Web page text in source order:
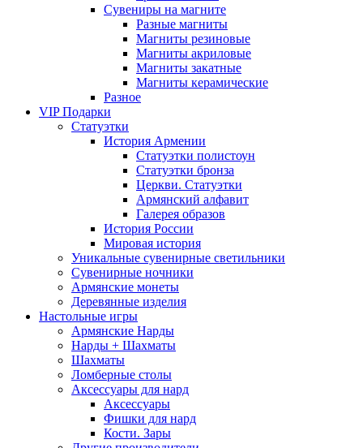
Сувениры на магните
Разные магниты
Магниты резиновые
Магниты акриловые
Магниты закатные
Магниты керамические
Разное
VIP Подарки
Статуэтки
История Армении
Статуэтки полистоун
Статуэтки бронза
Церкви. Статуэтки
Армянский алфавит
Галерея образов
История России
Мировая история
Уникальные сувенирные светильники
Сувенирные ночники
Армянские монеты
Деревянные изделия
Настольные игры
Армянские Нарды
Нарды + Шахматы
Шахматы
Ломберные столы
Аксессуары для нард
Аксессуары
Фишки для нард
Кости. Зары